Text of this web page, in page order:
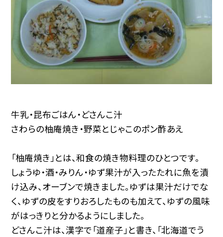
牛乳・昆布ごはん・どさんこ汁
さわらの柚庵焼き・野菜とじゃこのポン酢あえ
「柚庵焼き」とは、和食の焼き物料理のひとつです。
しょうゆ・酒・みりん・ゆず果汁が入ったたれに魚を漬
け込み、オーブンで焼きました。ゆずは果汁だけでな
く、ゆずの皮をすりおろしたものも加えて、ゆずの風味
がはっきりと分かるようにしました。
どさんこ汁は、漢字で「道産子」と書き、「北海道でう